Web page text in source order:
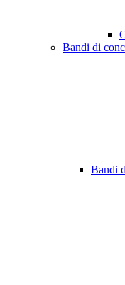
Bandi di
Bandi